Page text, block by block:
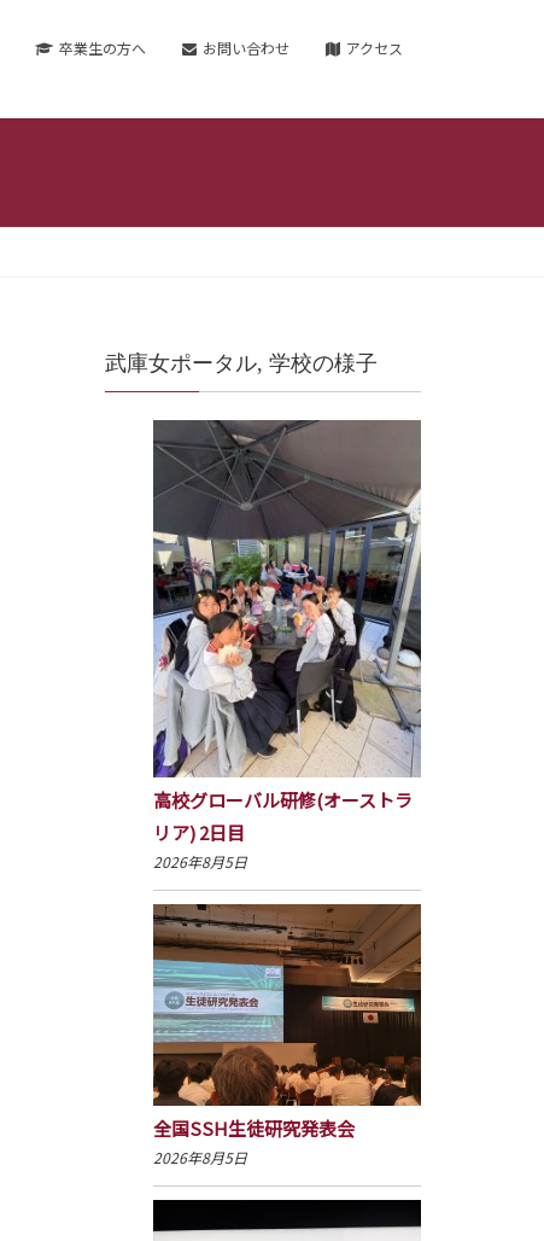
卒業生の方へ お問い合わせ アクセス
武庫女ポータル, 学校の様子
高校グローバル研修(オーストラ
リア) 2日目
2026年8月5日
全国SSH生徒研究発表会
2026年8月5日